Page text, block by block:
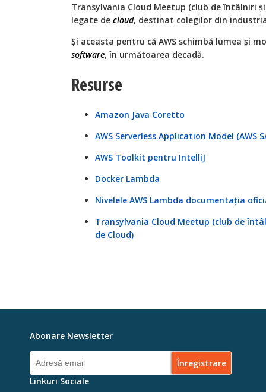
Transylvania Cloud Meetup (club de întâlniri
legate de cloud, destinat colegilor din
Și aceasta pentru că AWS schimbă lumea și
software, în următoarea decadă.
Resurse
Amazon Java Coretto
AWS Serverless Application Model (AWS
AWS Toolkit pentru IntelliJ
Docker Lambda
Nivelele AWS Lambda documentația
Transylvania Cloud Meetup (club de
de Cloud)
Abonare Newsletter
Linkuri Sociale